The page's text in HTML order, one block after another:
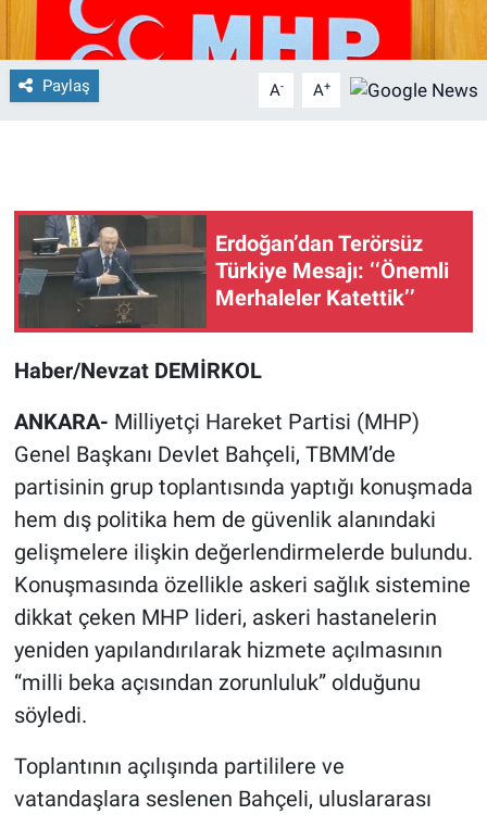
Paylaş A- A+
Erdoğan’dan Terörsüz
Türkiye Mesajı: ‘‘Önemli
Merhaleler Katettik’’
Haber/Nevzat DEMİRKOL
ANKARA- Milliyetçi Hareket Partisi (MHP)
Genel Başkanı Devlet Bahçeli, TBMM’de
partisinin grup toplantısında yaptığı konuşmada
hem dış politika hem de güvenlik alanındaki
gelişmelere ilişkin değerlendirmelerde bulundu.
Konuşmasında özellikle askeri sağlık sistemine
dikkat çeken MHP lideri, askeri hastanelerin
yeniden yapılandırılarak hizmete açılmasının
“milli beka açısından zorunluluk” olduğunu
söyledi.
Toplantının açılışında partililere ve
vatandaşlara seslenen Bahçeli, uluslararası